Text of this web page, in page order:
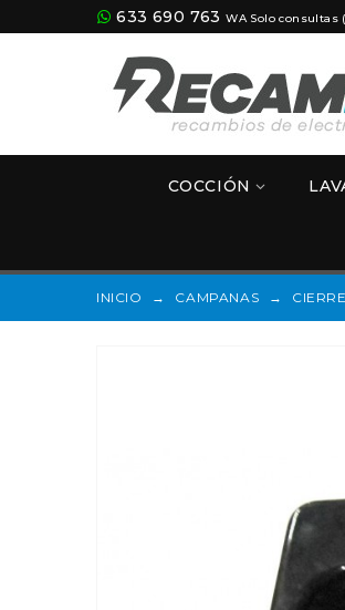
633 690 763 WA Solo consultas
COCCIÓN
INICIO → CAMPANAS →